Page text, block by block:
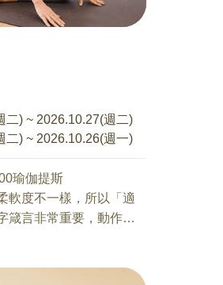
二) ~ 2026.10.27(週二)
二) ~ 2026.10.26(週一)
瑜伽提斯
軟度不一樣，所以「適
箴言非常重要，動作